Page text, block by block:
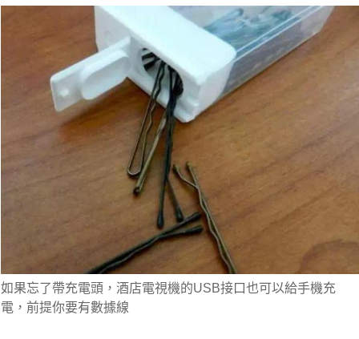
如果忘了帶充電頭，酒店電視機的USB接口也可以給手機充
電，前提你要有數據線